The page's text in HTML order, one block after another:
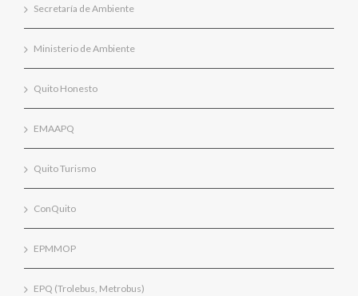
Secretaría de Ambiente
Ministerio de Ambiente
Quito Honesto
EMAAPQ
Quito Turismo
ConQuito
EPMMOP
EPQ (Trolebus, Metrobus)